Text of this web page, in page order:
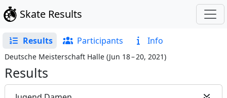
Skate Results
Results Participants Info
Deutsche Meisterschaft Halle (Jun 18 – 20, 2021)
Results